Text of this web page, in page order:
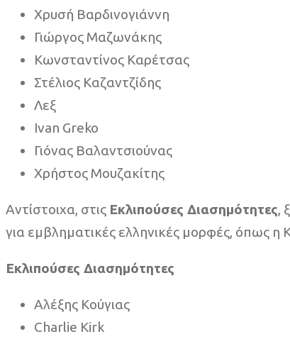
Χρυσή Βαρδινογιάννη
Γιώργος Μαζωνάκης
Κωνσταντίνος Καρέτσας
Στέλιος Καζαντζίδης
Λεξ
Ivan Greko
Γιόνας Βαλαντσιούνας
Χρήστος Μουζακίτης
Αντίστοιχα, στις Εκλιπούσες Διασημότητες,
για εμβληματικές ελληνικές μορφές, όπως η
Εκλιπούσες Διασημότητες
Αλέξης Κούγιας
Charlie Kirk